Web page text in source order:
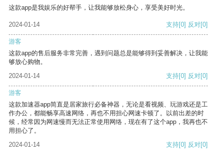
这款app是我娱乐的好帮手，让我能够放松身心，享受美好时光。
2024-01-14 支持[0] 反对[0]
游客
这款app的售后服务非常完善，遇到问题总是能够得到妥善解决，让我能
够放心购物。
2024-01-14
支持[0] 反对[0]
游客
这款加速器app简直是居家旅行必备神器，无论是看视频、玩游戏还是工
作办公，都能畅享高速网络，再也不用担心网速卡顿了。以前出差的时
候，经常因为网速慢而无法正常使用网络，现在有了这个app，我再也不
用担心了。
2024-01-14
支持[0] 反对[0]